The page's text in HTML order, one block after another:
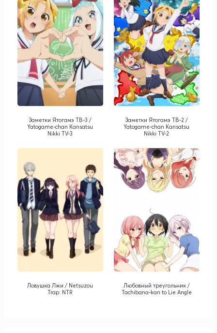
Заметки Ятогамэ ТВ-3 /
Yatogame-chan Kansatsu
Nikki TV-3
Заметки Ятогамэ ТВ-2 /
Yatogame-chan Kansatsu
Nikki TV-2
Ловушка Лжи / Netsuzou
Trap: NTR
Любовный треугольник /
Tachibana-kan to Lie Angle